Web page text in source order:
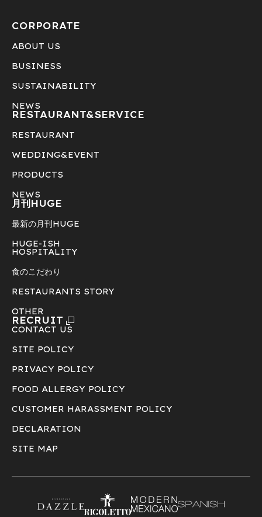
CORPORATE
ABOUT US
BUSINESS
SUSTAINABILITY
NEWS
RESTAURANT&SERVICE
RESTAURANT
WEDDING&EVENT
PRODUCTS
NEWS
月刊HUGE
最新の月刊HUGE
HUGE-ISH
HOSPITALITY
食のこだわり
RESTAURANTS STORY
OTHER
RECRUIT
CONTACT US
SITE POLICY
PRIVACY POLICY
FOOD ALLERGY POLICY
CUSTOMER HARASSMENT POLICY
DECLARATION
SITE MAP